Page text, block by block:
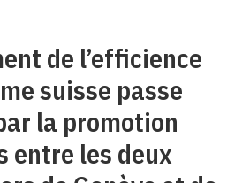
de l’efficience
suisse passe
la promotion
entre les deux